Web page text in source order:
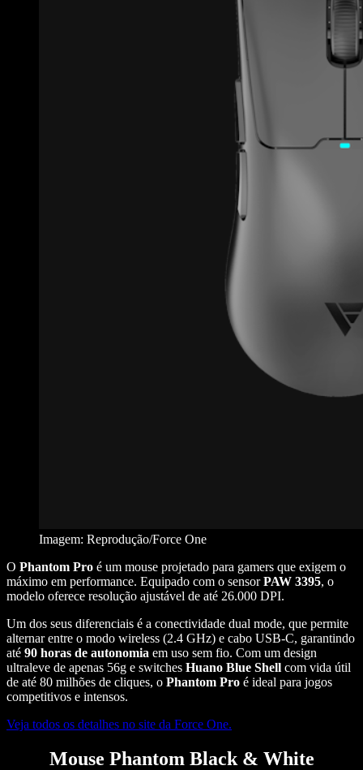
Imagem: Reprodução/Force One
O Phantom Pro é um mouse projetado para gamers que exigem o
máximo em performance. Equipado com o sensorPAW 3395, o
modelo oferece resolução ajustável de até 26.000 DPI.
Um dos seus diferenciais é a conectividade dual mode, que permite
alternar entre o modo wireless (2.4 GHz) e cabo USB-C, garantindo
até 90 horas de autonomia em uso sem fio. Com um design
ultraleve de apenas 56g e switches Huano Blue Shell com vida útil
de até 80 milhões de cliques, o Phantom Pro é ideal para jogos
competitivos e intensos​.
Veja todos os detalhes no site da Force One.
Mouse Phantom Black & White